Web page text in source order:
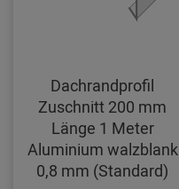
Dachrandprofil
Zuschnitt 200 mm
Länge 1 Meter
Aluminium walzblank
0,8 mm (Standard)